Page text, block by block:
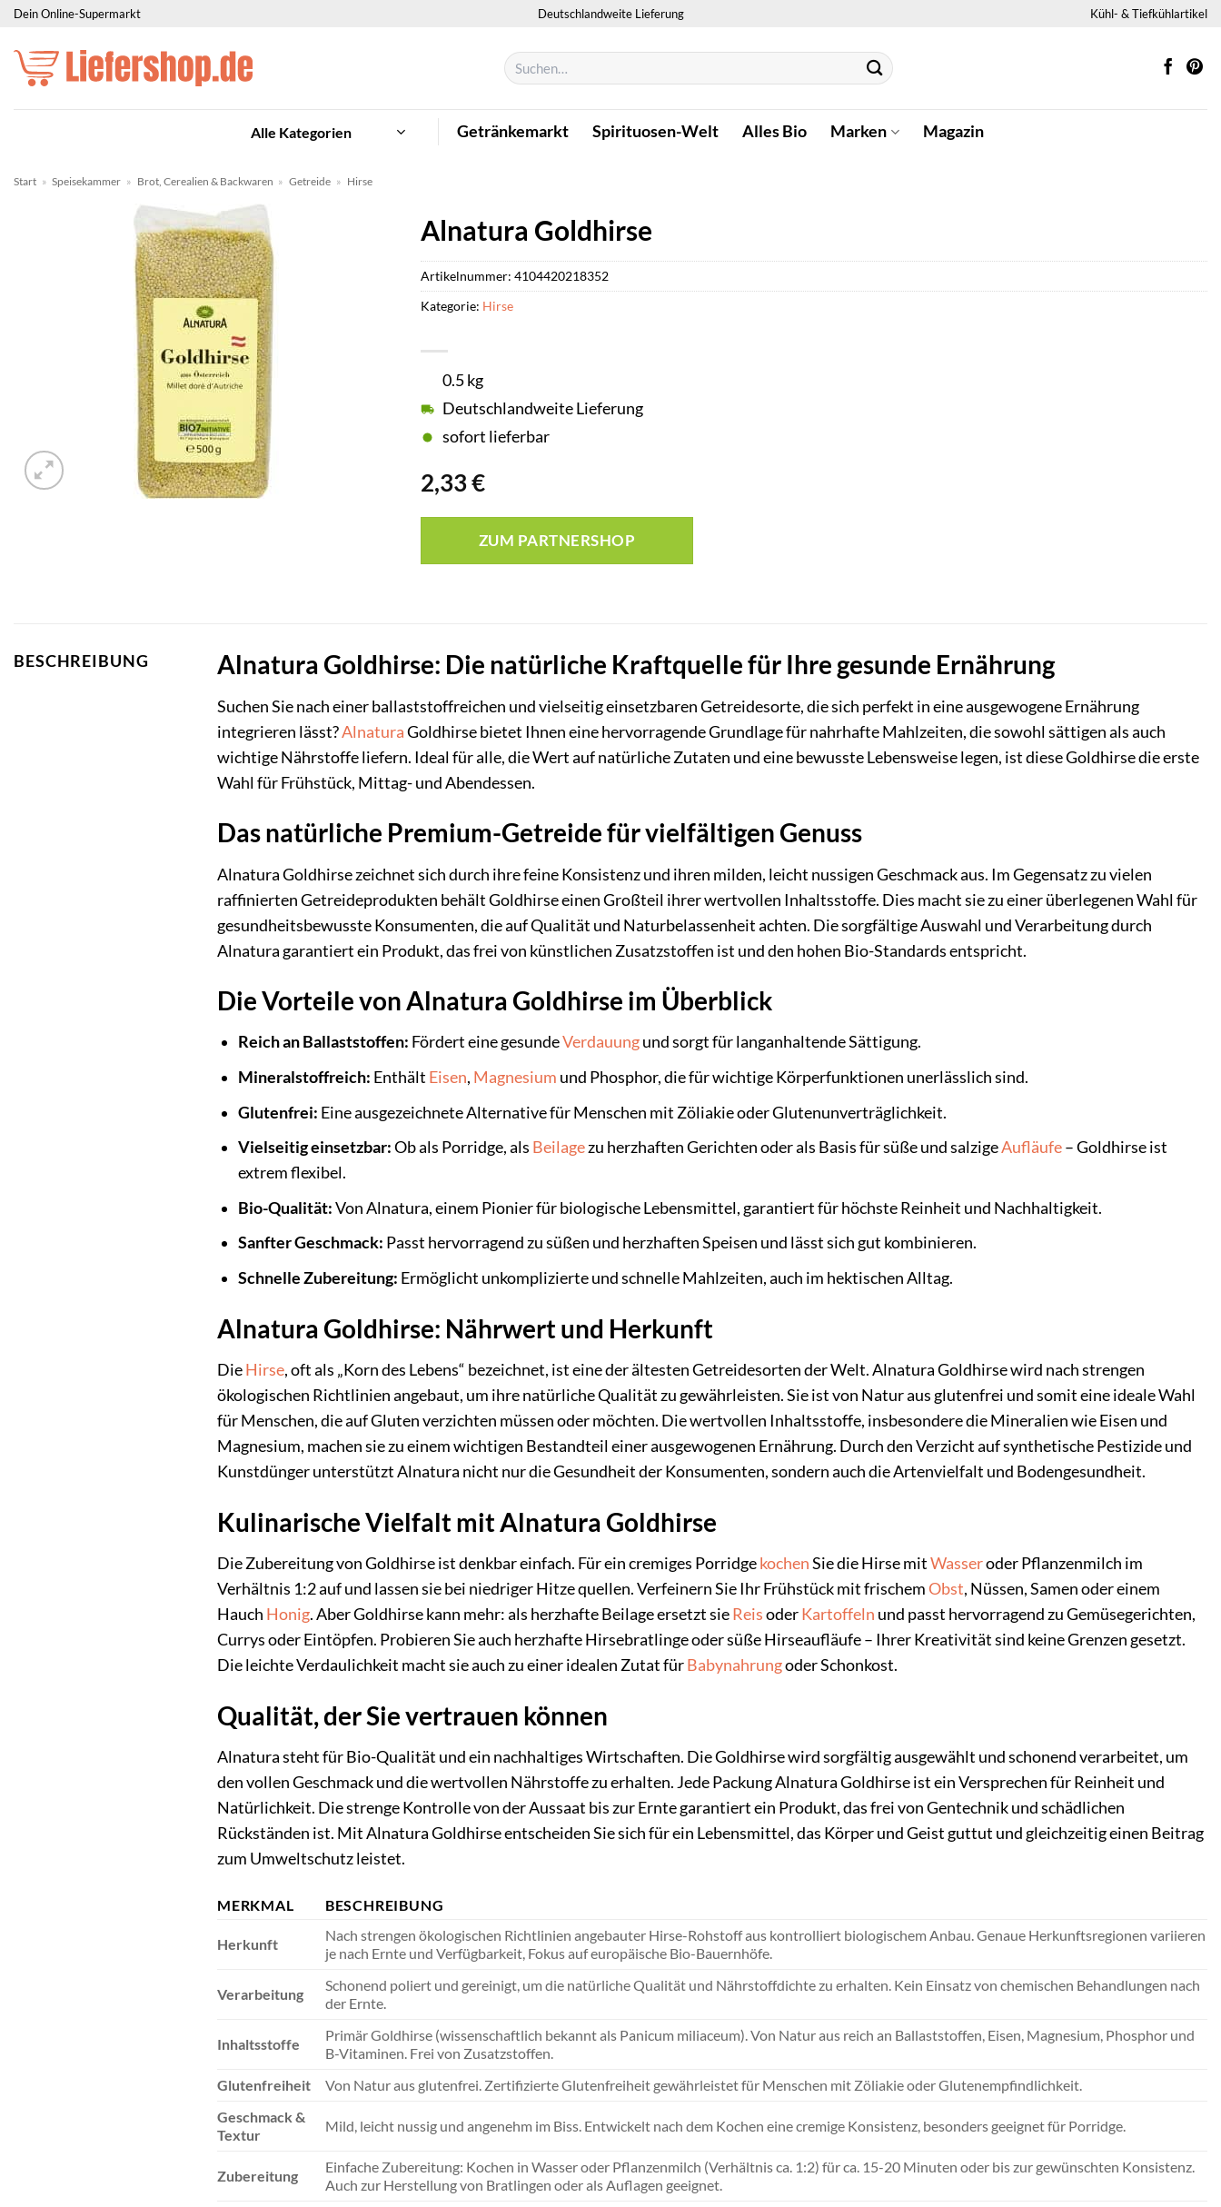
Zum
springen
Dein Online-Supermarkt Deutschlandweite Lieferung Kühl- & Tiefkühlartikel
Suchen
nach:
Alle Kategorien Getränkemarkt Spirituosen-Welt Alles Bio Marken Magazin
Start » Speisekammer » Brot, Cerealien & Backwaren » Getreide » Hirse
Alnatura Goldhirse
2,33€
0.5 kg
Deutschlandweite Lieferung
sofort lieferbar
ZUM PARTNERSHOP
Artikelnummer: 4104420218352
Kategorie: Hirse
BESCHREIBUNG Alnatura Goldhirse: Die natürliche Kraftquelle für Ihre gesunde Ernährung
Suchen Sie nach einer ballaststoffreichen und vielseitig einsetzbaren Getreidesorte, die sich perfekt in eine ausgewogene Ernährung
integrieren lässt?AlnaturaGoldhirse bietet Ihnen eine hervorragende Grundlage für nahrhafte Mahlzeiten, die sowohl sättigen als auch
wichtige Nährstoffe liefern. Ideal für alle, die Wert auf natürliche Zutaten und eine bewusste Lebensweise legen, ist diese Goldhirse die erste
Wahl für Frühstück, Mittag- und Abendessen.
Das natürliche Premium-Getreide für vielfältigen Genuss
Alnatura Goldhirse zeichnet sich durch ihre feine Konsistenz und ihren milden, leicht nussigen Geschmack aus. Im Gegensatz zu vielen
raffinierten Getreideprodukten behält Goldhirse einen Großteil ihrer wertvollen Inhaltsstoffe. Dies macht sie zu einer überlegenen Wahl für
gesundheitsbewusste Konsumenten, die auf Qualität und Naturbelassenheit achten. Die sorgfältige Auswahl und Verarbeitung durch
Alnatura garantiert ein Produkt, das frei von künstlichen Zusatzstoffen ist und den hohen Bio-Standards entspricht.
Die Vorteile von Alnatura Goldhirse im Überblick
Reich an Ballaststoffen: Fördert eine gesundeVerdauungund sorgt für langanhaltende Sättigung.
Mineralstoffreich: Enthält Eisen, Magnesium und Phosphor, die für wichtige Körperfunktionen unerlässlich sind.
Glutenfrei: Eine ausgezeichnete Alternative für Menschen mit Zöliakie oder Glutenunverträglichkeit.
Vielseitig einsetzbar:Ob als Porridge, als Beilagezu herzhaften Gerichten oder als Basis für süße und salzigeAufläufe– Goldhirse ist
extrem flexibel.
Bio-Qualität:Von Alnatura, einem Pionier für biologische Lebensmittel, garantiert für höchste Reinheit und Nachhaltigkeit.
Sanfter Geschmack: Passt hervorragend zu süßen und herzhaften Speisen und lässt sich gut kombinieren.
Schnelle Zubereitung: Ermöglicht unkomplizierte und schnelle Mahlzeiten, auch im hektischen Alltag.
Alnatura Goldhirse: Nährwert und Herkunft
DieHirse, oft als „Korn des Lebens“ bezeichnet, ist eine der ältesten Getreidesorten der Welt. Alnatura Goldhirse wird nach strengen
ökologischen Richtlinien angebaut, um ihre natürliche Qualität zu gewährleisten. Sie ist von Natur aus glutenfrei und somit eine ideale Wahl
für Menschen, die auf Gluten verzichten müssen oder möchten. Die wertvollen Inhaltsstoffe, insbesondere die Mineralien wie Eisen und
Magnesium, machen sie zu einem wichtigen Bestandteil einer ausgewogenen Ernährung. Durch den Verzicht auf synthetische Pestizide und
Kunstdünger unterstützt Alnatura nicht nur die Gesundheit der Konsumenten, sondern auch die Artenvielfalt und Bodengesundheit.
Kulinarische Vielfalt mit Alnatura Goldhirse
Die Zubereitung von Goldhirse ist denkbar einfach. Für ein cremiges PorridgekochenSie die Hirse mitWasseroder Pflanzenmilch im
Verhältnis 1:2 auf und lassen sie bei niedriger Hitze quellen. Verfeinern Sie Ihr Frühstück mit frischemObst, Nüssen, Samen oder einem
Hauch Honig. Aber Goldhirse kann mehr: als herzhafte Beilage ersetzt sieReisoderKartoffeln und passt hervorragend zu Gemüsegerichten,
Currys oder Eintöpfen. Probieren Sie auch herzhafte Hirsebratlinge oder süße Hirseaufläufe – Ihrer Kreativität sind keine Grenzen gesetzt.
Die leichte Verdaulichkeit macht sie auch zu einer idealen Zutat fürBabynahrungoder Schonkost.
Qualität, der Sie vertrauen können
Alnatura steht für Bio-Qualität und ein nachhaltiges Wirtschaften. Die Goldhirse wird sorgfältig ausgewählt und schonend verarbeitet, um
den vollen Geschmack und die wertvollen Nährstoffe zu erhalten. Jede Packung Alnatura Goldhirse ist ein Versprechen für Reinheit und
Natürlichkeit. Die strenge Kontrolle von der Aussaat bis zur Ernte garantiert ein Produkt, das frei von Gentechnik und schädlichen
Rückständen ist. Mit Alnatura Goldhirse entscheiden Sie sich für ein Lebensmittel, das Körper und Geist guttut und gleichzeitig einen Beitrag
zum Umweltschutz leistet.
MERKMAL BESCHREIBUNG
Herkunft
Nach strengen ökologischen Richtlinien angebauter Hirse-Rohstoff aus kontrolliert biologischem Anbau. Genaue Herkunftsregionen variieren
je nach Ernte und Verfügbarkeit, Fokus auf europäische Bio-Bauernhöfe.
Verarbeitung
Schonend poliert und gereinigt, um die natürliche Qualität und Nährstoffdichte zu erhalten. Kein Einsatz von chemischen Behandlungen nach
der Ernte.
Inhaltsstoffe
Primär Goldhirse (wissenschaftlich bekannt als Panicum miliaceum). Von Natur aus reich an Ballaststoffen, Eisen, Magnesium, Phosphor und
B-Vitaminen. Frei von Zusatzstoffen.
Glutenfreiheit
Von Natur aus glutenfrei. Zertifizierte Glutenfreiheit gewährleistet für Menschen mit Zöliakie oder Glutenempfindlichkeit.
Geschmack &
Textur
Mild, leicht nussig und angenehm im Biss. Entwickelt nach dem Kochen eine cremige Konsistenz, besonders geeignet für Porridge.
Zubereitung
Einfache Zubereitung: Kochen in Wasser oder Pflanzenmilch (Verhältnis ca. 1:2) für ca. 15-20 Minuten oder bis zur gewünschten Konsistenz.
Auch zur Herstellung von Bratlingen oder als Auflagen geeignet.